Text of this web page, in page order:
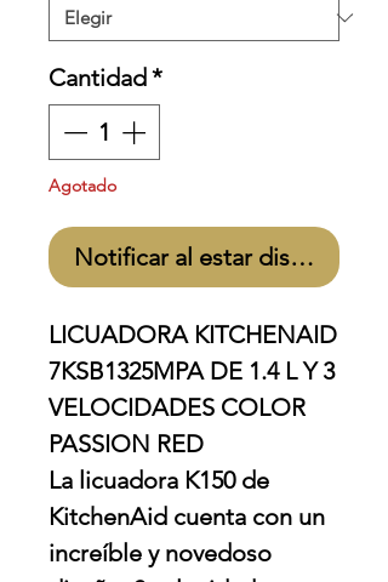
Cantidad*
Agotado
Notificar al estar disponible
LICUADORA KITCHENAID
7KSB1325MPA DE 1.4 L Y 3
VELOCIDADES COLOR
PASSION RED
La licuadora K150 de
KitchenAid cuenta con un
increíble y novedoso